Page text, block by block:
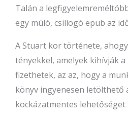
Talán a
egy múló, csillogó epub az
A Stuart kor története,
tényekkel, amelyek kihívják
fizethetek, az az, hogy a
könyv ingyenesen letölthető
kockázatmentes